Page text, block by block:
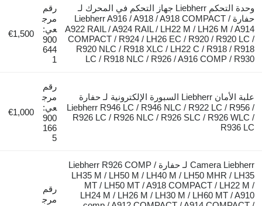
وحدة التحكم Liebherr جهاز التحكم في المحرك لـ
حفارة Liebherr A916 / A918 / A918 COMPACT /
A922 RAIL / A924 RAIL / LH22 M / LH26 M / A914
COMPACT / R924 / LH26 EC / R920 / R920 LC /
R920 NLC / R918 XLC / LH22 C / R918 / R918
LC / R918 NLC / R926 / A916 COMP / R930
رقم
مرج
عي:
900
644
1
€1,500
علبة الأمان Liebherr السبورة الإلكترونية لـ حفارة
Liebherr R946 LC / R946 NLC / R922 LC / R956 /
R926 LC / R926 NLC / R926 SLC / R926 WLC /
R936 LC
رقم
مرج
عي:
900
166
5
€1,000
Camera Liebherr لـ حفارة Liebherr R926 COMP /
LH35 M / LH50 M / LH40 M / LH50 MHR / LH35
MT / LH50 MT / A918 COMPACT / LH22 M /
LH24 M / LH26 M / LH30 M / LH60 MT / A910
رقم
مرج